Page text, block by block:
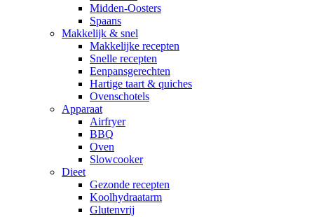
Midden-Oosters
Spaans
Makkelijk & snel
Makkelijke recepten
Snelle recepten
Eenpansgerechten
Hartige taart & quiches
Ovenschotels
Apparaat
Airfryer
BBQ
Oven
Slowcooker
Dieet
Gezonde recepten
Koolhydraatarm
Glutenvrij